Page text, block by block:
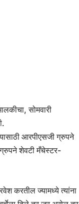
सोमवारी
आरपीएसजी ग्रुपने
ग्रुपने शेवटी मँचेस्टर-
करतील ज्यामध्ये त्यांना